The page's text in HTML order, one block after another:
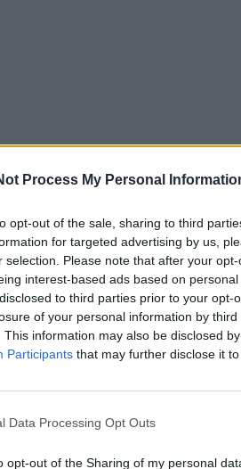
Process My Personal
opt-out of the sale, sharing to third
for targeted advertising by us,
selection. Please note that after your
interest-based ads based on
to third parties prior to your opt-
of your personal information by third
This information may also be disclosed
Participants that may further disclose it
Data Processing Opt Outs
opt-out of the Sharing of my personal